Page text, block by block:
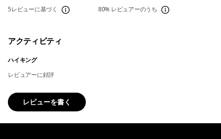
5レビューに基づく 80% レビュアーのうち
アクティビティ
ハイキング
レビュアーに好評
レビューを書く